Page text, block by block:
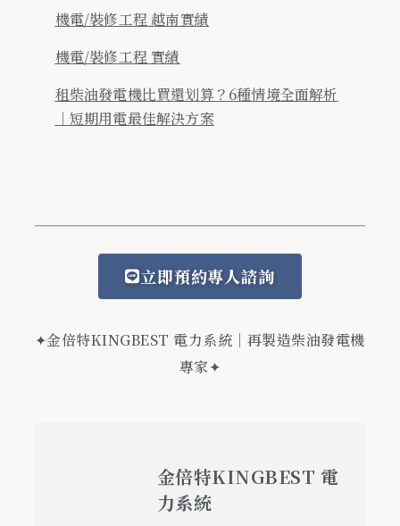
機電/裝修工程 越南實績
機電/裝修工程 實績
租柴油發電機比買還划算？6種情境全面解析
｜短期用電最佳解決方案
立即預約專人諮詢
✦金倍特KINGBEST 電力系統｜再製造柴油發電機
專家✦
金倍特KINGBEST 電
力系統